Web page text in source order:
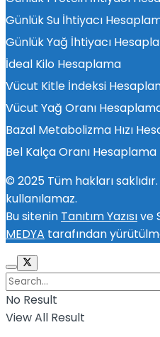
Günlük Su İhtiyacı
Günlük Yağ İhtiyacı
İdeal Kilo Hesaplama
Vücut Kitle İndeksi
Vücut Yağ Oranı
Bazal Metabolizma Hızı
Bel Kalça Oranı Hesaplama
© 2025 Tüm hakları
kullanılamaz.
Bu sitenin Tanıtım Yazısıve
MEDYA tarafından
No Result
View All Result